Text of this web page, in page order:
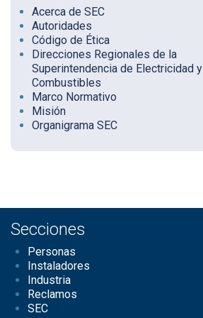
Acerca de SEC
Autoridades
Código de Ética
Direcciones Regionales de la
Superintendencia de Electricidad y
Combustibles
Marco Normativo
Misión
Organigrama SEC
Secciones
Personas
Instaladores
Industria
Reclamos
SEC